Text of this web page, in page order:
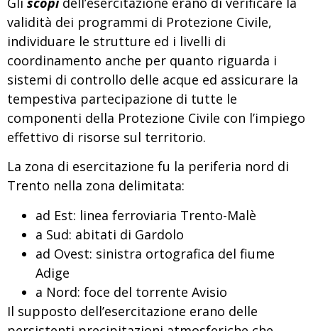
validità dei programmi di Protezione Civile,
individuare le strutture ed i livelli di
coordinamento anche per quanto riguarda i
sistemi di controllo delle acque ed assicurare la
tempestiva partecipazione di tutte le
componenti della Protezione Civile con l’impiego
effettivo di risorse sul territorio.
La zona di esercitazione fu la periferia nord di
Trento nella zona delimitata:
ad Est: linea ferroviaria Trento-Malè
a Sud: abitati di Gardolo
ad Ovest: sinistra ortografica del fiume
Adige
a Nord: foce del torrente Avisio
Il supposto dell’esercitazione erano delle